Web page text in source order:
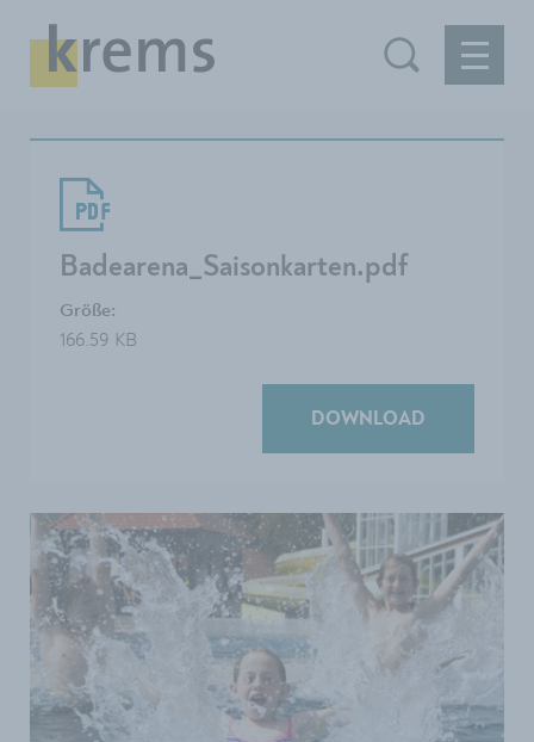
Badearena_Saisonkarten.pdf
Größe:
166.59 KB
DOWNLOAD